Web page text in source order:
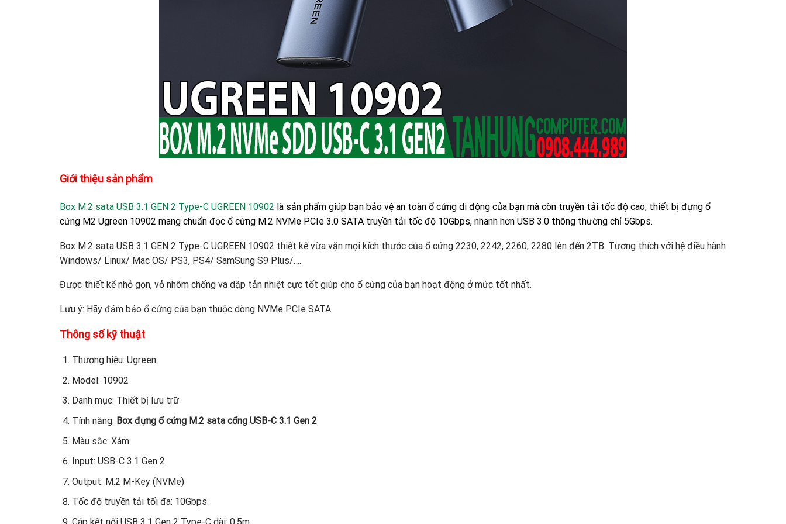
Giới thiệu sản phẩm
Box M.2 sata USB 3.1 GEN 2 Type-C UGREEN 10902 là sản phẩm giúp bạn bảo vệ an toàn ổ cứng di động của bạn mà còn truyền tải tốc độ cao, thiết bị đựng ổ
cứng M2 Ugreen 10902 mang chuẩn đọc ổ cứng M.2 NVMe PCIe 3.0 SATA truyền tải tốc độ 10Gbps, nhanh hơn USB 3.0 thông thường chỉ 5Gbps.
Box M.2 sata USB 3.1 GEN 2 Type-C UGREEN 10902 thiết kế vừa vặn mọi kích thước của ổ cứng 2230, 2242, 2260, 2280 lên đến 2TB. Tương thích với hệ điều hành
Windows/ Linux/ Mac OS/ PS3, PS4/ SamSung S9 Plus/….
Được thiết kế nhỏ gọn, vỏ nhôm chống va dập tản nhiệt cực tốt giúp cho ổ cứng của bạn hoạt động ở mức tốt nhất.
Lưu ý: Hãy đảm bảo ổ cứng của bạn thuộc dòng NVMe PCIe SATA.
Thông số kỹ thuật
Thương hiệu: Ugreen
Model: 10902
Danh mục: Thiết bị lưu trữ
Tính năng: Box đựng ổ cứng M.2 sata cổng USB-C 3.1 Gen 2
Màu sắc: Xám
Input: USB-C 3.1 Gen 2
Output: M.2 M-Key (NVMe)
Tốc độ truyền tải tối đa: 10Gbps